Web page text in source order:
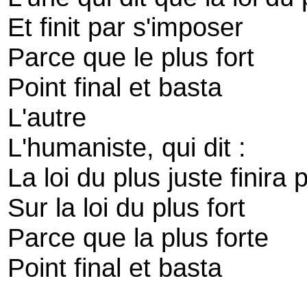
Et finit par s'imposer
Parce que le plus fort
Point final et basta
L'autre
L'humaniste, qui dit :
La loi du plus juste finira
Sur la loi du plus fort
Parce que la plus forte
Point final et basta